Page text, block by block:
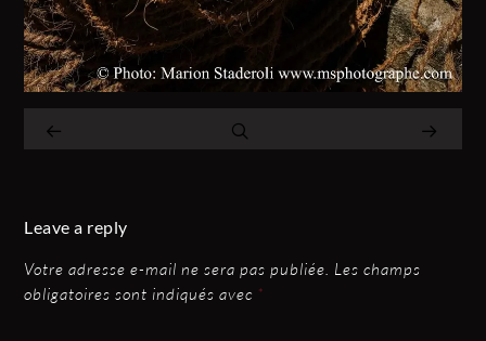
Leave a reply
Votre adresse e-mail ne sera pas publiée. Les champs
obligatoires sont indiqués avec *